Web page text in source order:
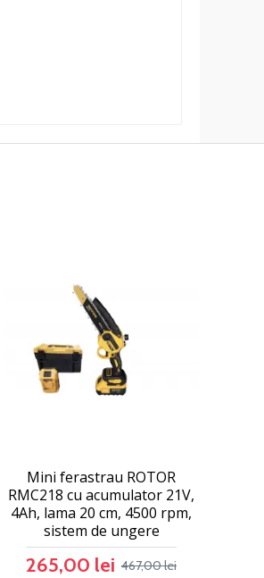
Mini ferastrau ROTOR
RMC218 cu acumulator 21V,
4Ah, lama 20 cm, 4500 rpm,
sistem de ungere
265,00 lei 467,00 lei